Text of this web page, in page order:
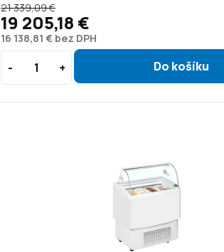
16 138,81 € bez DPH
21 339,09 €
19 205,18 €